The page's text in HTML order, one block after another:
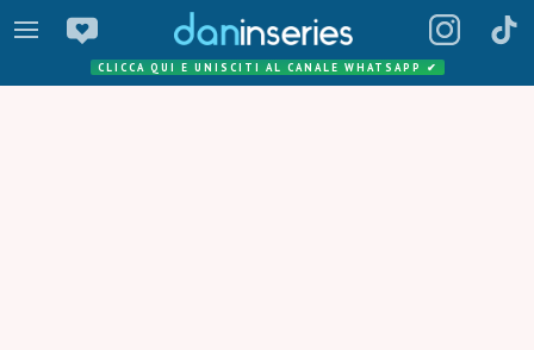
CLICCA QUI E UNISCITI AL CANALE WHATSAPP ✔